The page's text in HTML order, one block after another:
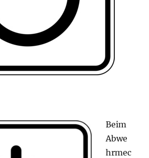
Beim
Abwe
hrmec